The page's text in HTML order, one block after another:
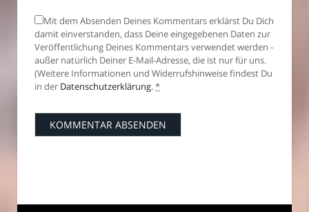
Mit dem Absenden Deines Kommentars erklärst Du Dich
damit einverstanden, dass Deine eingegebenen Daten zur
Veröffentlichung Deines Kommentars verwendet werden -
außer natürlich Deiner E-Mail-Adresse, die ist nur für uns.
(Weitere Informationen und Widerrufshinweise findest Du
in der Datenschutzerklärung.*